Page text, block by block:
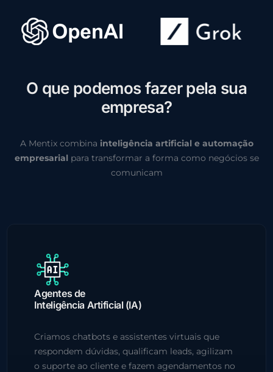
O que podemos fazer pela sua
empresa?
A Mentix combina inteligência artificial e automação
empresarial para transformar a forma como negócios se
comunicam
Agentes de
Inteligência Artificial (IA)
Criamos chatbots e assistentes virtuais que
respondem dúvidas, qualificam leads, agilizam
o suporte ao cliente e fazem agendamentos no